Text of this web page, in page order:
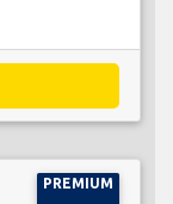
PREMIUM